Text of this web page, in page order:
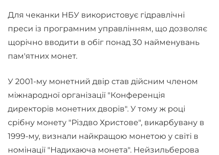
Для чеканки НБУ використовує гідравлічні
преси із програмним управлінням, що дозволяє
щорічно вводити в обіг понад 30 найменувань
пам'ятних монет.
У 2001-му монетний двір став дійсним членом
міжнародної організації "Конференція
директорів монетних дворів". У тому ж році
срібну монету "Різдво Христове", викарбувану в
1999-му, визнали найкращою монетою у світі в
номінації "Надихаюча монета". Нейзильберова